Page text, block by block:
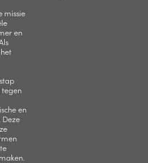
missie
en
tegen
en